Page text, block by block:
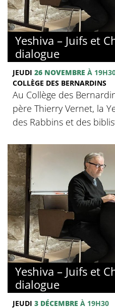
Yeshiva – Juifs et
dialogue
JEUDI 26 NOVEMBRE À
COLLÈGE DES BERNARDINS
Au Collège des
père Thierry Vernet, la
des Rabbins et des
Yeshiva – Juifs et
dialogue
JEUDI 3 DÉCEMBRE À 19H30